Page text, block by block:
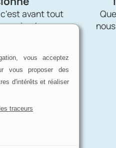
avant tout
!
vous acceptez
vous proposer des
d'intérêts et réaliser
traceurs